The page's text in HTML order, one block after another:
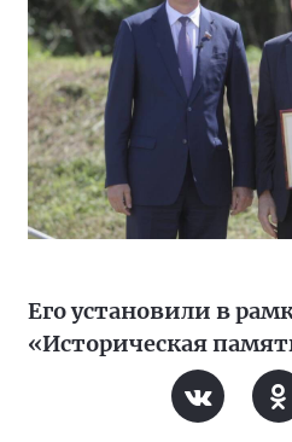
Его установили в
«Историческая